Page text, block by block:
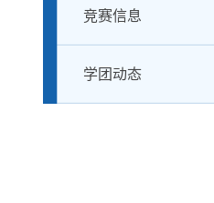
竞赛信息
学团动态